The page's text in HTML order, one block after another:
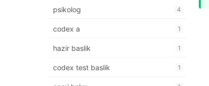
psikolog 4
codex a 1
hazir baslik 1
codex test baslik 1